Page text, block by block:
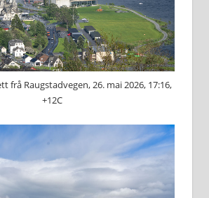
frå Raugstadvegen, 26. mai 2026, 17:16,
+12C